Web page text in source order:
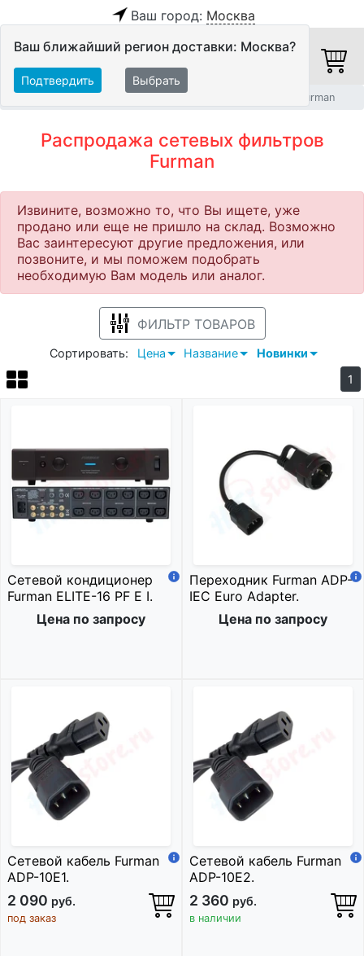
Ваш город: Москва
Ваш ближайший регион доставки: Москва?
Подтвердить Выбрать
Furman
Распродажа сетевых фильтров
Furman
Извините, возможно то, что Вы ищете, уже
продано или еще не пришло на склад. Возможно
Вас заинтересуют другие предложения, или
позвоните, и мы поможем подобрать
необходимую Вам модель или аналог.
ФИЛЬТР ТОВАРОВ
Сортировать: Цена Название
Новинки
1
Сетевой кондиционер
Furman ELITE-16 PF E I.
Цена по запросу
Переходник Furman ADP-
IEC Euro Adapter.
Цена по запросу
Сетевой кабель Furman
ADP-10E1.
2 090 руб.
под заказ
Сетевой кабель Furman
ADP-10E2.
2 360 руб.
в наличии